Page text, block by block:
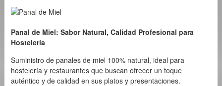
Panal de Miel: Sabor Natural, Calidad Profesional para
Hostelería
Suministro de panales de miel 100% natural, ideal para
hostelería y restaurantes que buscan ofrecer un toque
auténtico y de calidad en sus platos y presentaciones.